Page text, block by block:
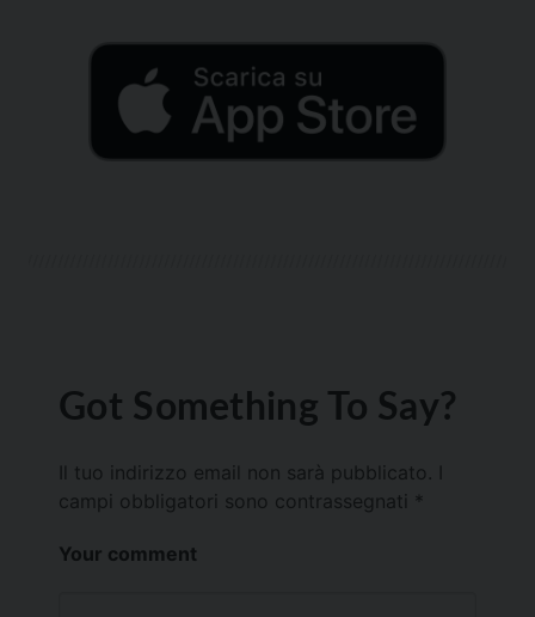
Got Something To Say?
Il tuo indirizzo email non sarà pubblicato.
campi obbligatori sono contrassegnati *
Your comment